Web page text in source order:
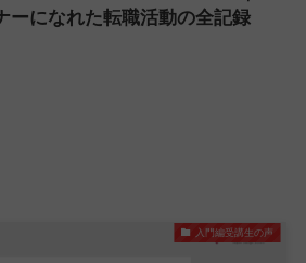
ーになれた転職活動の全記録
入門編受講生の声